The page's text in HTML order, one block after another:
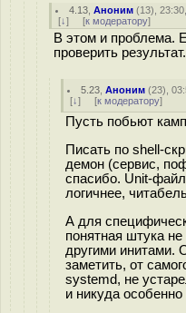
4.13 ,Аноним (13),
[↓] [к модератору]
В этом и проблема.
проверить результат.
5.23 ,Аноним (23),
[↓] [к модератору]
Пусть побьют
Писать по shell-
демон (сервис,
спасибо. Unit-
логичнее,
А для
понятная штука не
другими инитами.
заметить, от
systemd, не
и никуда